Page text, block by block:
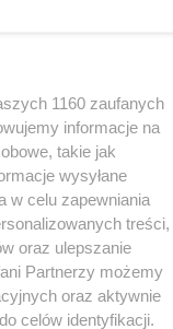
1160 zaufanych
informacje na
takie jak
wysyłane
w celu zapewniania
treści,
oraz ulepszanie
Partnerzy możemy
oraz aktywnie
celów identyfikacji.